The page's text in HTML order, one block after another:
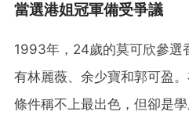
當選港姐冠軍備受爭議
1993年，24歲的莫可欣參選
有林麗薇、余少寶和郭可盈
條件稱不上最出色，但卻是